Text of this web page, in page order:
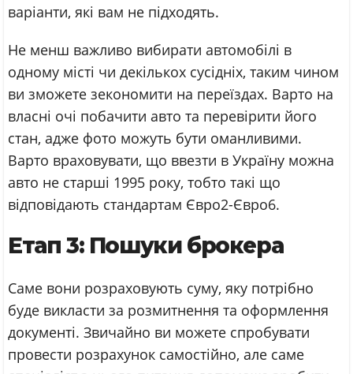
варіанти, які вам не підходять.
Не менш важливо вибирати автомобілі в
одному місті чи декількох сусідніх, таким чином
ви зможете зекономити на переїздах. Варто на
власні очі побачити авто та перевірити його
стан, адже фото можуть бути оманливими.
Варто враховувати, що ввезти в Україну можна
авто не старші 1995 року, тобто такі що
відповідають стандартам Євро2-Євро6.
Етап 3: Пошуки брокера
Саме вони розраховують суму, яку потрібно
буде викласти за розмитнення та оформлення
документі. Звичайно ви можете спробувати
провести розрахунок самостійно, але саме